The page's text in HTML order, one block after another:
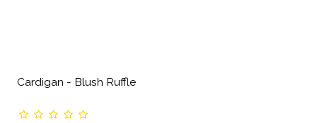
Cardigan - Blush Ruffle